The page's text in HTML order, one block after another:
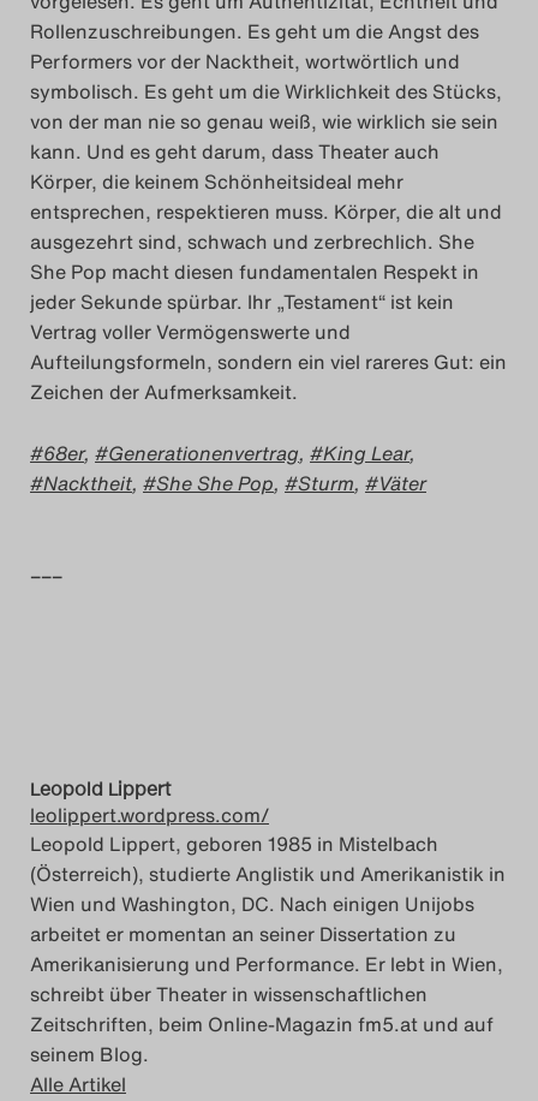
Rollenzuschreibungen. Es geht um die Angst des
Performers vor der Nacktheit, wortwörtlich und
symbolisch. Es geht um die Wirklichkeit des Stücks,
von der man nie so genau weiß, wie wirklich sie sein
kann. Und es geht darum, dass Theater auch
Körper, die keinem Schönheitsideal mehr
entsprechen, respektieren muss. Körper, die alt und
ausgezehrt sind, schwach und zerbrechlich. She
She Pop macht diesen fundamentalen Respekt in
jeder Sekunde spürbar. Ihr „Testament“ ist kein
Vertrag voller Vermögenswerte und
Aufteilungsformeln, sondern ein viel rareres Gut: ein
Zeichen der Aufmerksamkeit.
68er, Generationenvertrag, King Lear,
Nacktheit, She She Pop, Sturm, Väter
–––
Leopold Lippert
leolippert.wordpress.com/
Leopold Lippert, geboren 1985 in Mistelbach
(Österreich), studierte Anglistik und Amerikanistik in
Wien und Washington, DC. Nach einigen Unijobs
arbeitet er momentan an seiner Dissertation zu
Amerikanisierung und Performance. Er lebt in Wien,
schreibt über Theater in wissenschaftlichen
Zeitschriften, beim Online-Magazin fm5.at und auf
seinem Blog.
Alle Artikel